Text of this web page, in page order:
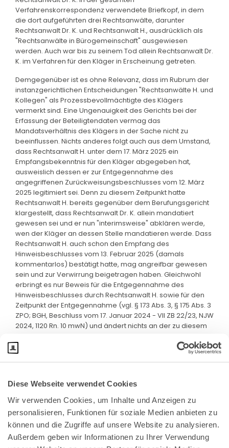
Diese Webseite verwendet Cookies
Wir verwenden Cookies, um Inhalte und Anzeigen zu
personalisieren, Funktionen für soziale Medien anbieten zu
können und die Zugriffe auf unsere Website zu analysieren.
Außerdem geben wir Informationen zu Ihrer Verwendung
Verfahrenskorrespondenz verwendete Briefkopf, in dem
die dort aufgeführten drei Rechtsanwälte, darunter
Rechtsanwalt Dr. K. und Rechtsanwalt H., ausdrücklich als
"Rechtsanwälte in Bürogemeinschaft" ausgewiesen
werden. Auch war bis zu seinem Tod allein Rechtsanwalt Dr.
K. im Verfahren für den Kläger in Erscheinung getreten.
Demgegenüber ist es ohne Relevanz, dass im Rubrum der
instanzgerichtlichen Entscheidungen "Rechtsanwälte H. und
Kollegen" als Prozessbevollmächtigte des Klägers
vermerkt sind. Eine Ungenauigkeit des Gerichts bei der
Erfassung der Beteiligtendaten vermag das
Mandatsverhältnis des Klägers in der Sache nicht zu
beeinflussen. Nichts anderes folgt auch aus dem Umstand,
dass Rechtsanwalt H. unter dem 17. März 2025 ein
Empfangsbekenntnis für den Kläger abgegeben hat,
ausweislich dessen er zur Entgegennahme des
angegriffenen Zurückweisungsbeschlusses vom 12. März
2025 legitimiert sei. Denn zu diesem Zeitpunkt hatte
Rechtsanwalt H. bereits gegenüber dem Berufungsgericht
klargestellt, dass Rechtsanwalt Dr. K. allein mandatiert
gewesen sei und er nun "interimsweise" abklären werde,
wen der Kläger an dessen Stelle mandatieren werde. Dass
Rechtsanwalt H. auch schon den Empfang des
Hinweisbeschlusses vom 13. Februar 2025 (damals
kommentarlos) bestätigt hatte, mag angreifbar gewesen
sein und zur Verwirrung beigetragen haben. Gleichwohl
erbringt es nur Beweis für die Entgegennahme des
Hinweisbeschlusses durch Rechtsanwalt H. sowie für den
Zeitpunkt der Entgegennahme (vgl. § 173 Abs. 3, § 175 Abs. 3
ZPO; BGH, Beschluss vom 17. Januar 2024 - VII ZB 22/23, NJW
2024, 1120 Rn. 10 mwN) und ändert nichts an der zu diesem